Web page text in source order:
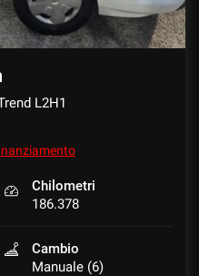
L2H1
Chilometri
186.378
Cambio
Manuale (6)